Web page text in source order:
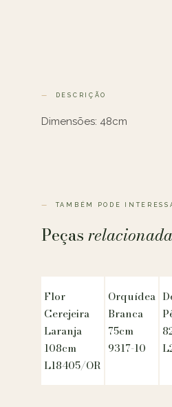
DESCRIÇÃO
Dimensões: 48cm
TAMBÉM PODE
Peças
Flor
Cerejeira
Laranja
108cm
L18405/OR
Orquídea
Branca
75cm
9317-10